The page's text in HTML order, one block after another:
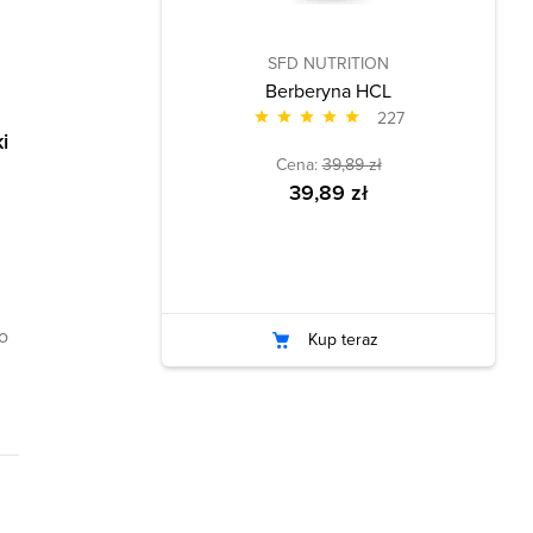
SFD NUTRITION
Berberyna HCL
227
Cena:39,89 zł
39,89 zł
Kup teraz